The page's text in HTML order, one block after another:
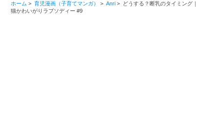
ホーム > 育児漫画（子育てマンガ） > Anri >
どうする？断乳のタイミング｜
猫かわいがりラプソディー #9